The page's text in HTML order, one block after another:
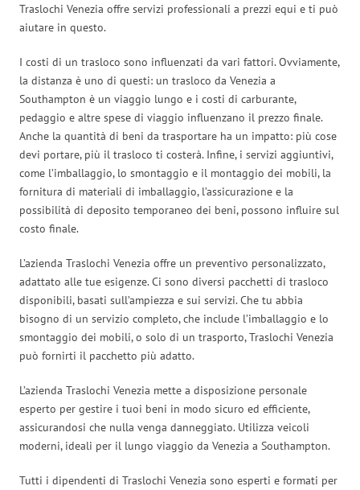
Traslochi Venezia offre servizi professionali a prezzi equi e ti può
aiutare in questo.
I costi di un trasloco sono influenzati da vari fattori. Ovviamente,
la distanza è uno di questi: un trasloco da Venezia a
Southampton è un viaggio lungo e i costi di carburante,
pedaggio e altre spese di viaggio influenzano il prezzo finale.
Anche la quantità di beni da trasportare ha un impatto: più cose
devi portare, più il trasloco ti costerà. Infine, i servizi aggiuntivi,
come l’imballaggio, lo smontaggio e il montaggio dei mobili, la
fornitura di materiali di imballaggio, l’assicurazione e la
possibilità di deposito temporaneo dei beni, possono influire sul
costo finale.
L’azienda Traslochi Venezia offre un preventivo personalizzato,
adattato alle tue esigenze. Ci sono diversi pacchetti di trasloco
disponibili, basati sull’ampiezza e sui servizi. Che tu abbia
bisogno di un servizio completo, che include l’imballaggio e lo
smontaggio dei mobili, o solo di un trasporto, Traslochi Venezia
può fornirti il pacchetto più adatto.
L’azienda Traslochi Venezia mette a disposizione personale
esperto per gestire i tuoi beni in modo sicuro ed efficiente,
assicurandosi che nulla venga danneggiato. Utilizza veicoli
moderni, ideali per il lungo viaggio da Venezia a Southampton.
Tutti i dipendenti di Traslochi Venezia sono esperti e formati per